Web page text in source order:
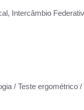
Intercâmbio
/ Teste ergométrico